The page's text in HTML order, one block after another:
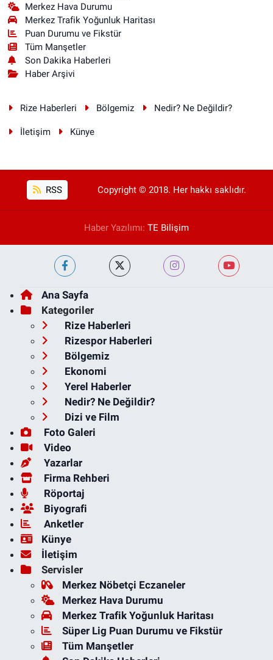
Merkez Hava Durumu
Merkez Trafik Yoğunluk Haritası
Puan Durumu ve Fikstür
Tüm Manşetler
Son Dakika Haberleri
Haber Arşivi
Rize Haberleri Bölgemiz Nedir? Ne Değildir?
İletişim Künye
RSS Copyright © 2018. Her hakkı saklıdır.
Haber Yazılımı: TE Bilişim
Ana Sayfa
Kategoriler
Rize Haberleri
Rizespor Haberleri
Bölgemiz
Ekonomi
Yerel Haberler
Nedir? Ne Değildir?
Dizi ve Film
Foto Galeri
Video
Yazarlar
Firma Rehberi
Röportaj
Biyografi
Anketler
Künye
İletişim
Servisler
Merkez Nöbetçi Eczaneler
Merkez Hava Durumu
Merkez Trafik Yoğunluk Haritası
Süper Lig Puan Durumu ve Fikstür
Tüm Manşetler